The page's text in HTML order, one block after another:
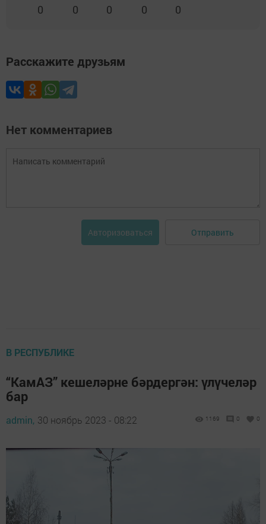
0 0 0 0 0
Расскажите друзьям
Нет комментариев
Авторизоваться Отправить
В РЕСПУБЛИКЕ
“КамАЗ” кешеләрне бәрдергән: үлүчеләр
бар
admin, 30 ноябрь 2023 - 08:22 1169 0 0